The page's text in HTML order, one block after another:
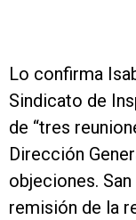
Lo confirma
Sindicato de
de “tres
Dirección
objeciones.
remisión de la